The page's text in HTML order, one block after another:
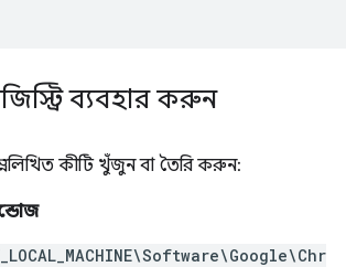
ব্যবহার করুন
কীটি খুঁজুন বা তৈরি করুন: